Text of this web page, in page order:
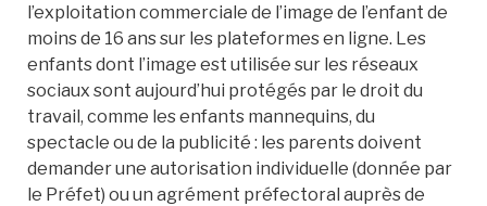
l’exploitation commerciale de l’image de l’enfant de
moins de 16 ans sur les plateformes en ligne. Les
enfants dont l’image est utilisée sur les réseaux
sociaux sont aujourd’hui protégés par le droit du
travail, comme les enfants mannequins, du
spectacle ou de la publicité : les parents doivent
demander une autorisation individuelle (donnée par
le Préfet) ou un agrément préfectoral auprès de